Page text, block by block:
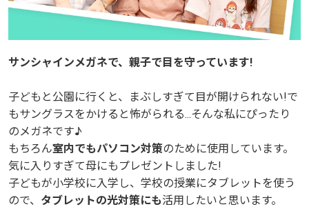
サンシャインメガネで、親子で目を守っています!
子どもと公園に行くと、まぶしすぎて目が開けられない!で
もサングラスをかけると怖がられる...そんな私にぴったり
のメガネです♪
もちろん室内でもパソコン対策のために使用しています。
気に入りすぎて母にもプレゼントしました!
子どもが小学校に入学し、学校の授業にタブレットを使う
ので、 タブレットの光対策にも活用したいと思います。
サンシャインメガネで、親子で目を守っています!
子どもと公園に行くと、まぶしすぎて目が開けられない!で
もサングラスをかけると怖がられる...そんな私にぴったり
のメガネです♪
もちろん室内でもパソコン対策のために使用しています。
気に入りすぎて母にもプレゼントしました!
子どもが小学校に入学し、学校の授業にタブレットを使う
ので、 タブレットの光対策にも活用したいと思います。